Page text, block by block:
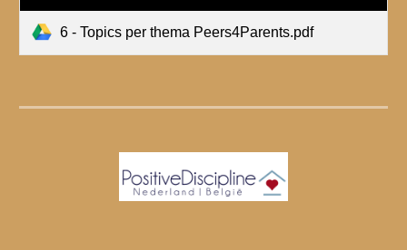
6 - Topics per thema Peers4Parents.pdf